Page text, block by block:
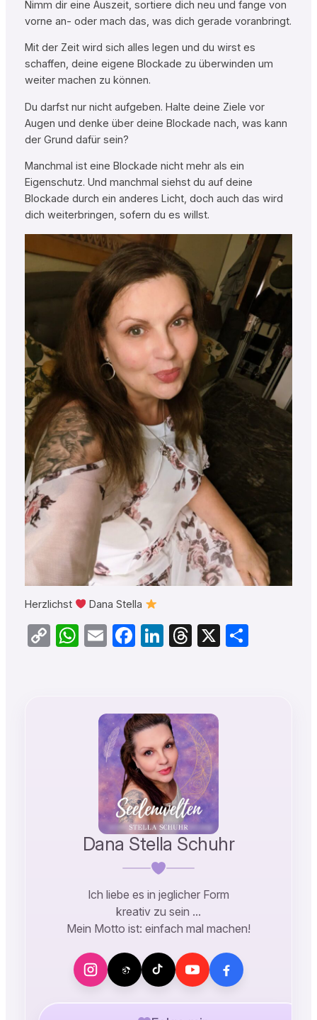
Nimm dir eine Auszeit, sortiere dich neu und fange von
vorne an- oder mach das, was dich gerade voranbringt.
Mit der Zeit wird sich alles legen und du wirst es
schaffen, deine eigene Blockade zu überwinden um
weiter machen zu können.
Du darfst nur nicht aufgeben. Halte deine Ziele vor
Augen und denke über deine Blockade nach, was kann
der Grund dafür sein?
Manchmal ist eine Blockade nicht mehr als ein
Eigenschutz. Und manchmal siehst du auf deine
Blockade durch ein anderes Licht, doch auch das wird
dich weiterbringen, sofern du es willst.
Herzlichst Dana Stella
CopyWhatsApp
EmailFacebook
LinkedIn
Threads
X Teilen
Dana Stella Schuhr
Ich liebe es in jeglicher Form
kreativ zu sein …
Mein Motto ist: einfach mal machen!